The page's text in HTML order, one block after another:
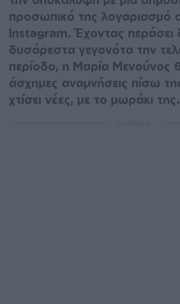
προσωπικό της λογαριασμό
Instagram. Έχοντας περάσει
δυσάρεστα γεγονότα την
περίοδο, η Μαρία Μενούνος
άσχημες αναμνήσεις πίσω
χτίσει νέες, με το μωράκι της.